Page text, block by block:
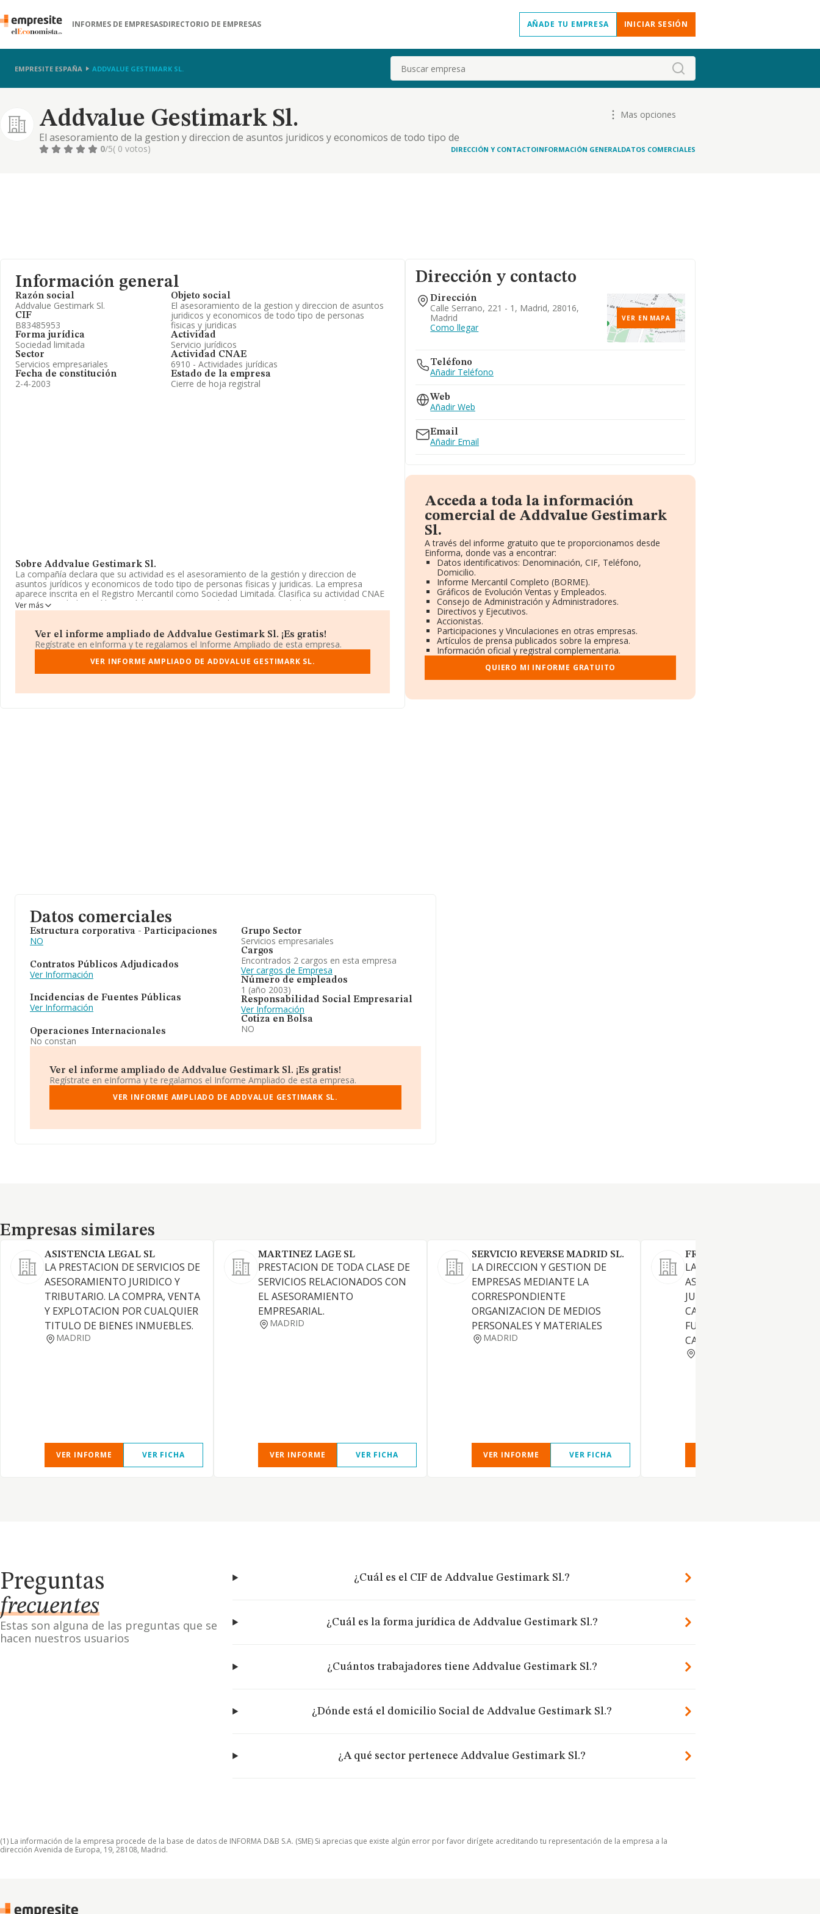
INFORMES DE EMPRESASDIRECTORIO DE EMPRESAS AÑADE TU EMPRESA INICIAR SESIÓN
EMPRESITE ESPAÑA ADDVALUE GESTIMARK SL. Buscar
Addvalue Gestimark Sl.
El asesoramiento de la gestion y direccion de asuntos juridicos y economicos de todo tipo de
personas fisicas y juridicas
Mas opciones
0/5( 0 votos) DIRECCIÓN Y CONTACTOINFORMACIÓN GENERALDATOS COMERCIALES
Información general
Razón social
Addvalue Gestimark Sl.
CIF
B83485953
Forma jurídica
Sociedad limitada
Sector
Servicios empresariales
Fecha de constitución
2-4-2003
Objeto social
El asesoramiento de la gestion y direccion de asuntos
juridicos y economicos de todo tipo de personas
fisicas y juridicas
Actividad
Servicio jurídicos
Actividad CNAE
6910 - Actividades jurídicas
Estado de la empresa
Cierre de hoja registral
Sobre Addvalue Gestimark Sl.
La compañía declara que su actividad es el asesoramiento de la gestión y direccion de
asuntos jurídicos y economicos de todo tipo de personas fisicas y juridicas. La empresa
aparece inscrita en el Registro Mercantil como Sociedad Limitada. Clasifica su actividad CNAE
como 'Actividades jurídicas', código 6910. La sociedad no tiene actividad en mercados
exteriores.
La compañíaAddvalue Gestimark S.L, con NIF B83485953, está situada en Calle Serrano
núm. 221 1, (28016), Madrid, Madrid.
En base a la información de la que dispone INFORMA sobre 28.030 compañías, a nivel
nacional la facturación asciende a 6.290 millones de euros y la media entre todas las
(hablamos de Madrid), en la base de datos INFORMA constan 8265 empresas, cuyas ventas
Ver más
Ver el informe ampliado de Addvalue Gestimark Sl. ¡Es gratis!
Regístrate en eInforma y te regalamos el Informe Ampliado de esta empresa.
VER INFORME AMPLIADO DE ADDVALUE GESTIMARK SL.
Dirección y contacto
Dirección
Calle Serrano, 221 - 1, Madrid, 28016,
Madrid
Como llegar
VER EN MAPA
Teléfono
Añadir Teléfono
Web
Añadir Web
Email
Añadir Email
Acceda a toda la información
comercial de Addvalue Gestimark
Sl.
A través del informe gratuito que te proporcionamos desde
Einforma, donde vas a encontrar:
Datos identificativos: Denominación, CIF, Teléfono,
Domicilio.
Informe Mercantil Completo (BORME).
Gráficos de Evolución Ventas y Empleados.
Consejo de Administración y Administradores.
Directivos y Ejecutivos.
Accionistas.
Participaciones y Vinculaciones en otras empresas.
Artículos de prensa publicados sobre la empresa.
Información oficial y registral complementaria.
QUIERO MI INFORME GRATUITO
Datos comerciales
Estructura corporativa - Participaciones
NO
Contratos Públicos Adjudicados
Ver Información
Incidencias de Fuentes Públicas
Ver Información
Operaciones Internacionales
No constan
Grupo Sector
Servicios empresariales
Cargos
Encontrados 2 cargos en esta empresa
Ver cargos de Empresa
Número de empleados
1 (año 2003)
Responsabilidad Social Empresarial
Ver Información
Cotiza en Bolsa
NO
Ver el informe ampliado de Addvalue Gestimark Sl. ¡Es gratis!
Regístrate en eInforma y te regalamos el Informe Ampliado de esta empresa.
VER INFORME AMPLIADO DE ADDVALUE GESTIMARK SL.
Empresas similares
Empresas similares
ASISTENCIA LEGAL SL
LA PRESTACION DE SERVICIOS DE
ASESORAMIENTO JURIDICO Y
TRIBUTARIO. LA COMPRA, VENTA
Y EXPLOTACION POR CUALQUIER
TITULO DE BIENES INMUEBLES.
MADRID
VER INFORME VER FICHA
MARTINEZ LAGE SL
PRESTACION DE TODA CLASE DE
SERVICIOS RELACIONADOS CON
EL ASESORAMIENTO
EMPRESARIAL.
MADRID
VER INFORME VER FICHA
SERVICIO REVERSE MADRID SL.
LA DIRECCION Y GESTION DE
EMPRESAS MEDIANTE LA
CORRESPONDIENTE
ORGANIZACION DE MEDIOS
PERSONALES Y MATERIALES
MADRID
VER INFORME VER FICHA
FRAYLEX SL
LA PRESTACION DE
ASESORAMIENTO Y DEFENSA
JURIDICOS EN TODOS LOS
CAMPOS Y
FUNDAMENTALMENTE EN
CAMPO LABORAL Y SOCIAL
Preguntas
frecuentes
Estas son alguna de las preguntas que se
hacen nuestros usuarios
¿Cuál es el CIF de Addvalue Gestimark Sl.?
¿Cuál es la forma jurídica de Addvalue Gestimark Sl.?
¿Cuántos trabajadores tiene Addvalue Gestimark Sl.?
¿Dónde está el domicilio Social de Addvalue Gestimark Sl.?
¿A qué sector pertenece Addvalue Gestimark Sl.?
(1) La información de la empresa procede de la base de datos de INFORMA D&B S.A. (SME) Si aprecias que existe algún error por favor dirígete acreditando tu representación de la empresa a la
dirección Avenida de Europa, 19, 28108, Madrid.